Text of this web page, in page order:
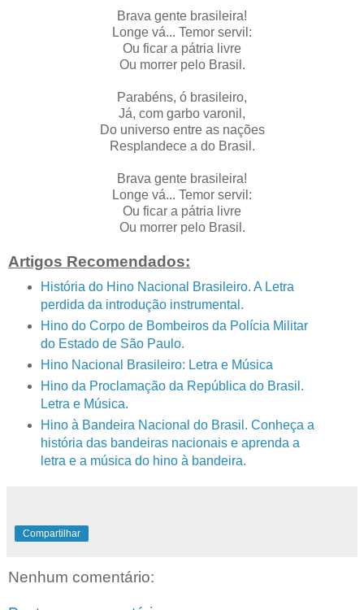
Brava gente brasileira!
Longe vá... Temor servil:
Ou ficar a pátria livre
Ou morrer pelo Brasil.
Parabéns, ó brasileiro,
Já, com garbo varonil,
Do universo entre as nações
Resplandece a do Brasil.
Brava gente brasileira!
Longe vá... Temor servil:
Ou ficar a pátria livre
Ou morrer pelo Brasil.
Artigos Recomendados:
História do Hino Nacional Brasileiro. A Letra
perdida da introdução instrumental.
Hino do Corpo de Bombeiros da Polícia Militar
do Estado de São Paulo.
Hino Nacional Brasileiro: Letra e Música
Hino da Proclamação da República do Brasil.
Letra e Música.
Hino à Bandeira Nacional do Brasil. Conheça a
história das bandeiras nacionais e aprenda a
letra e a música do hino à bandeira.
Compartilhar
Nenhum comentário: